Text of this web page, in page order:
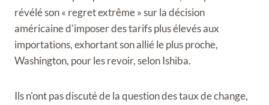
révélé son « regret extrême » sur la décision
américaine d'imposer des tarifs plus élevés aux
importations, exhortant son allié le plus proche,
Washington, pour les revoir, selon Ishiba.
Ils n'ont pas discuté de la question des taux de change,